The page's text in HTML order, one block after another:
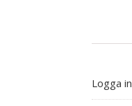
Logga in